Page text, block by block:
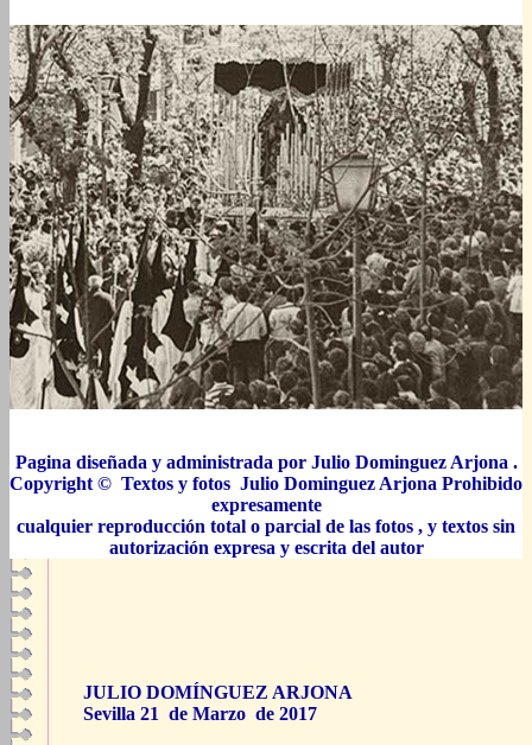
Pagina diseñada y administrada por Julio Dominguez Arjona .
Copyright © Textos y fotos Julio Dominguez Arjona Prohibido
expresamente
cualquier reproducción total o parcial de las fotos , y textos sin
autorización expresa y escrita del autor
JULIO DOMÍNGUEZ ARJONA
Sevilla 21 de Marzo de 2017